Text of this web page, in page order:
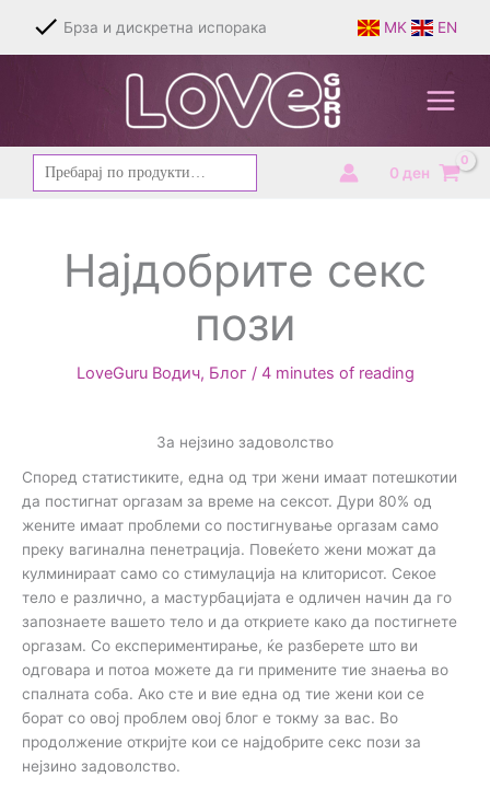
content
Брза и дискретна испорака MK EN
Барај
за:
0 ден
Најдобрите секс
пози
LoveGuru Водич, Блог / 4 minutes of reading
За нејзино задоволство
Според статистиките, една од три жени имаат потешкотии
да постигнат оргазам за време на сексот. Дури 80% од
жените имаат проблеми со постигнување оргазам само
преку вагинална пенетрација. Повеќето жени можат да
кулминираат само со стимулација на клиторисот. Секое
тело е различно, а мастурбацијата е одличен начин да го
запознаете вашето тело и да откриете како да постигнете
оргазам. Со експериментирање, ќе разберете што ви
одговара и потоа можете да ги примените тие знаења во
спалната соба. Ако сте и вие една од тие жени кои се
борат со овој проблем овој блог е токму за вас. Во
продолжение откријте кои се најдобрите секс пози за
нејзино задоволство.